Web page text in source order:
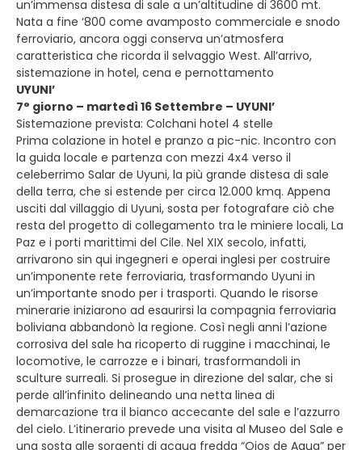
un’immensa distesa di sale a un’altitudine di 3600 mt.
Nata a fine ‘800 come avamposto commerciale e snodo
ferroviario, ancora oggi conserva un’atmosfera
caratteristica che ricorda il selvaggio West. All’arrivo,
sistemazione in hotel, cena e pernottamento
UYUNI’
7° giorno – martedì 16 Settembre – UYUNI’
Sistemazione prevista: Colchani hotel 4 stelle
Prima colazione in hotel e pranzo a pic-nic. Incontro con
la guida locale e partenza con mezzi 4x4 verso il
celeberrimo Salar de Uyuni, la più grande distesa di sale
della terra, che si estende per circa 12.000 kmq. Appena
usciti dal villaggio di Uyuni, sosta per fotografare ciò che
resta del progetto di collegamento tra le miniere locali, La
Paz e i porti marittimi del Cile. Nel XIX secolo, infatti,
arrivarono sin qui ingegneri e operai inglesi per costruire
un’imponente rete ferroviaria, trasformando Uyuni in
un’importante snodo per i trasporti. Quando le risorse
minerarie iniziarono ad esaurirsi la compagnia ferroviaria
boliviana abbandonò la regione. Così negli anni l’azione
corrosiva del sale ha ricoperto di ruggine i macchinai, le
locomotive, le carrozze e i binari, trasformandoli in
sculture surreali. Si prosegue in direzione del salar, che si
perde all’infinito delineando una netta linea di
demarcazione tra il bianco accecante del sale e l’azzurro
del cielo. L’itinerario prevede una visita al Museo del Sale e
una sosta alle sorgenti di acqua fredda “Ojos de Agua” per